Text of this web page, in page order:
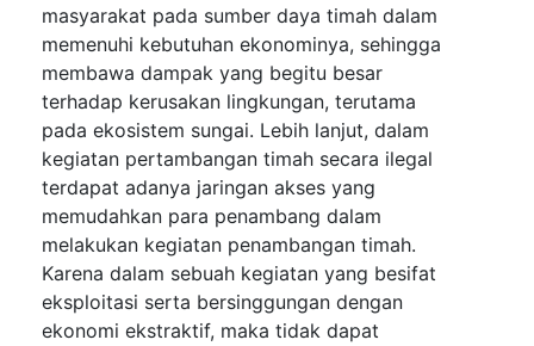
masyarakat pada sumber daya timah dalam
memenuhi kebutuhan ekonominya, sehingga
membawa dampak yang begitu besar
terhadap kerusakan lingkungan, terutama
pada ekosistem sungai. Lebih lanjut, dalam
kegiatan pertambangan timah secara ilegal
terdapat adanya jaringan akses yang
memudahkan para penambang dalam
melakukan kegiatan penambangan timah.
Karena dalam sebuah kegiatan yang besifat
eksploitasi serta bersinggungan dengan
ekonomi ekstraktif, maka tidak dapat